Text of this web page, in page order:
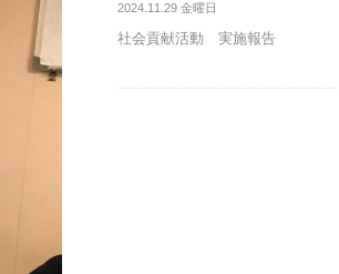
2024.11.29 金曜日
社会貢献活動 実施報告